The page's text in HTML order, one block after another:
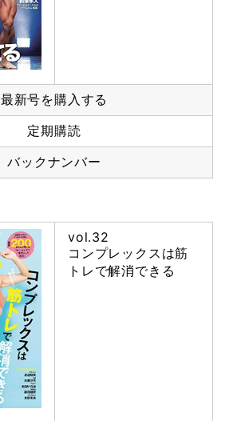
最新号を購入する
定期購読
バックナンバー
vol.32
コンプレックスは筋
トレで解消できる